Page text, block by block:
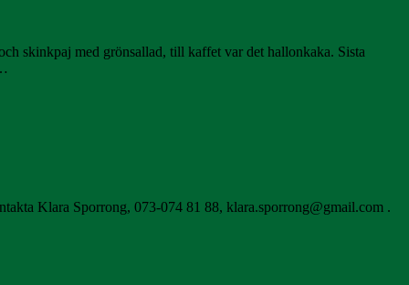
skinkpaj med grönsallad, till kaffet var det hallonkaka. Sista
Klara Sporrong, 073-074 81 88, klara.sporrong@gmail.com .